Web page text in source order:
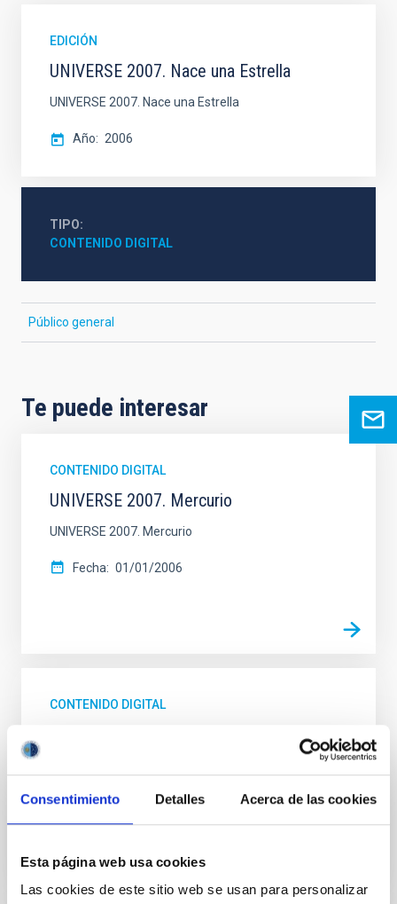
Consentimiento Detalles Acerca de las cookies
Esta página web usa cookies
Las cookies de este sitio web se usan para personalizar
EDICIÓN
UNIVERSE 2007. Nace una Estrella
UNIVERSE 2007. Nace una Estrella
Año 2006
TIPO
CONTENIDO DIGITAL
Público general
Te puede interesar
CONTENIDO DIGITAL
UNIVERSE 2007. Mercurio
UNIVERSE 2007. Mercurio
Fecha 01/01/2006
CONTENIDO DIGITAL
Fecha 01/01/2006